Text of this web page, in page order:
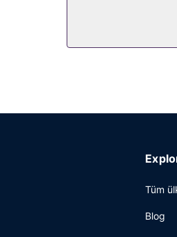
Misafirler için
Tüm
Blog